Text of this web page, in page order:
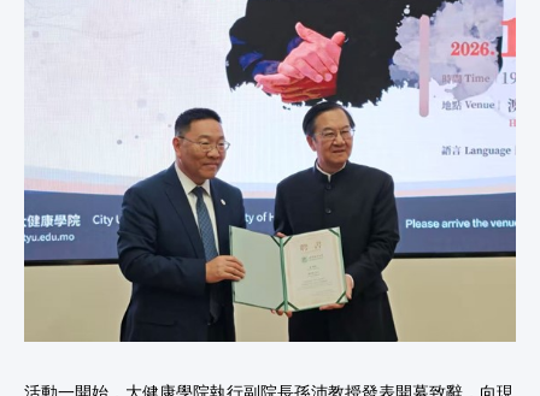
活動一開始，大健康學院執行副院長孫沛教授發表開幕致辭，向現